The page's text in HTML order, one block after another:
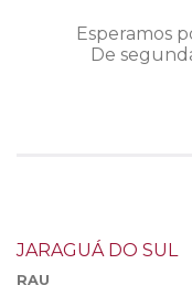
Esperamos
De
JARAGUÁ DO SUL
RAU